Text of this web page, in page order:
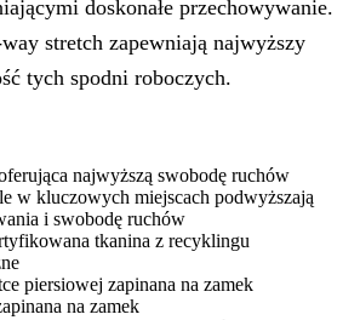
doskonałe przechowywanie.
stretch zapewniają najwyższy
tych spodni roboczych.
najwyższą swobodę ruchów
w kluczowych miejscach podwyższają
i swobodę ruchów
tkanina z recyklingu
piersiowej zapinana na zamek
na zamek